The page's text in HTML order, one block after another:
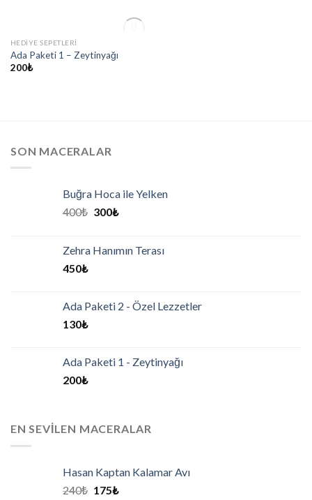
wishlist
STOKTA YOK
HEDIYE SEPETLERI
Ada Paketi 1 – Zeytinyağı
200₺
SON MACERALAR
Buğra Hoca ile Yelken
400₺ 300₺
Zehra Hanımın Terası
450₺
Ada Paketi 2 - Özel Lezzetler
130₺
Ada Paketi 1 - Zeytinyağı
200₺
EN SEVILEN MACERALAR
Hasan Kaptan Kalamar Avı
240₺ 175₺